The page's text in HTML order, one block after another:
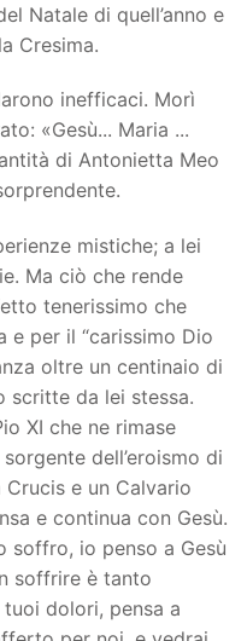
Natale di quell’anno e
Cresima.
inefficaci. Morì
«Gesù... Maria ...
di Antonietta Meo
mistiche; a lei
Ma ciò che rende
tenerissimo che
e per il “carissimo Dio
oltre un centinaio di
scritte da lei stessa.
XI che ne rimase
dell’eroismo di
e un Calvario
e continua con Gesù.
soffro, io penso a Gesù
soffrire è tanto
dolori, pensa a